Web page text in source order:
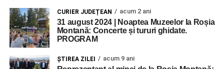
CURIER JUDEȚEAN acum 2 ani
31 august 2024 | Noaptea Muzeelor la Roșia
Montană: Concerte și tururi ghidate.
PROGRAM
ŞTIREA ZILEI acum 9 ani